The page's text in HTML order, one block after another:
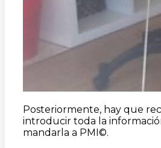
Posteriormente, hay que
introducir toda la
mandarla a PMI©.